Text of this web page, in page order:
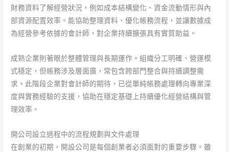
財務資料了解經營狀況，例如成本結構變化、資金流動情形與內
部資源配置效率。能協助整理資料、優化帳務流程，並讓數據成
為經營參考依據的會計師，對企業持續擴張具有實質助益。
成熟企業則著眼於整體管理與長期運作。組織分工明確、營運模
式穩定，但帳務涉及層面廣，常包含跨部門整合與持續調整需
求。此階段企業對會計師的期待，已從單純帳務處理轉向專業深
度與實務經驗的支援，協助在穩定基礎上持續優化經營結構與管
理效率。
開公司設立過程中的流程規劃與文件處理
在創業的初期，開設公司是每個創業者必須面對的重要步驟。雖